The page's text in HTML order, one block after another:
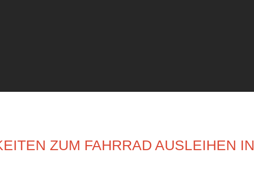
ZUM FAHRRAD AUSLEIHEN IN